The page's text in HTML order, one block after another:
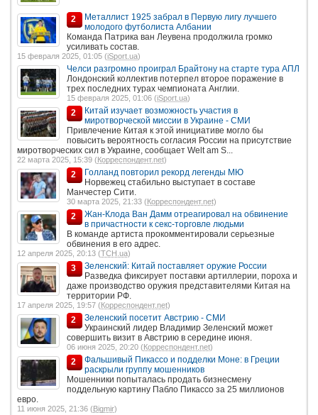
2
Металлист 1925 забрал в Первую лигу лучшего
молодого футболиста Албании
Команда Патрика ван Леувена продолжила громко
усиливать состав.
15 февраля 2025, 01:05 (iSport.ua)
Челси разгромно проиграл Брайтону на старте тура АПЛ
Лондонский коллектив потерпел второе поражение в
трех последних турах чемпионата Англии.
15 февраля 2025, 01:06 (iSport.ua)
2
Китай изучает возможность участия в
миротворческой миссии в Украине - СМИ
Привлечение Китая к этой инициативе могло бы
повысить вероятность согласия России на присутствие
миротворческих сил в Украине, сообщает Welt am S...
22 марта 2025, 15:39 (Корреспондент.net)
2
Голланд повторил рекорд легенды МЮ
Норвежец стабильно выступает в составе
Манчестер Сити.
30 марта 2025, 21:33 (Корреспондент.net)
2
Жан-Клода Ван Дамм отреагировал на обвинение
в причастности к секс-торговле людьми
В команде артиста прокомментировали серьезные
обвинения в его адрес.
12 апреля 2025, 20:13 (ТСН.ua)
3
Зеленский: Китай поставляет оружие России
Разведка фиксирует поставки артиллерии, пороха и
даже производство оружия представителями Китая на
территории РФ.
17 апреля 2025, 19:57 (Корреспондент.net)
2
Зеленский посетит Австрию - СМИ
Украинский лидер Владимир Зеленский может
совершить визит в Австрию в середине июня.
06 июня 2025, 20:20 (Корреспондент.net)
2
Фальшивый Пикассо и подделки Моне: в Греции
раскрыли группу мошенников
Мошенники попыталась продать бизнесмену
поддельную картину Пабло Пикассо за 25 миллионов
евро.
11 июня 2025, 21:36 (Bigmir)